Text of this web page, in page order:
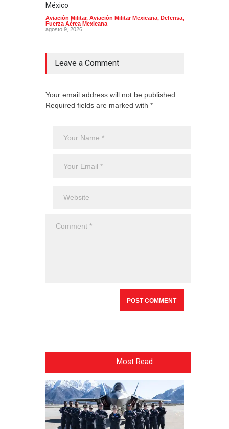
México
Aviación Militar, Aviación Militar Mexicana, Defensa,
Fuerza Aérea Mexicana
agosto 9, 2026
Leave a Comment
Your email address will not be published.
Required fields are marked with *
Most Read